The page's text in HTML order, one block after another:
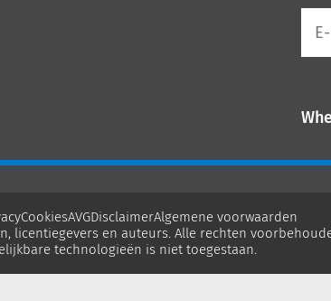
CookiesAVGDisclaimerAlgemene voorwaarden
licentiegevers en auteurs. Alle rechten
technologieën is niet toegestaan.